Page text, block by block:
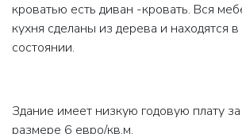
кроватью есть диван -кровать. Вся
кухня сделаны из дерева и находятся
состоянии.
Здание имеет низкую годовую плату
размере 6 евро/кв.м.